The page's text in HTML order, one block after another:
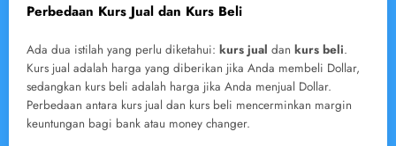
Perbedaan Kurs Jual dan Kurs Beli
Ada dua istilah yang perlu diketahui: kurs jual dan kurs beli.
Kurs jual adalah harga yang diberikan jika Anda membeli Dollar,
sedangkan kurs beli adalah harga jika Anda menjual Dollar.
Perbedaan antara kurs jual dan kurs beli mencerminkan margin
keuntungan bagi bank atau money changer.